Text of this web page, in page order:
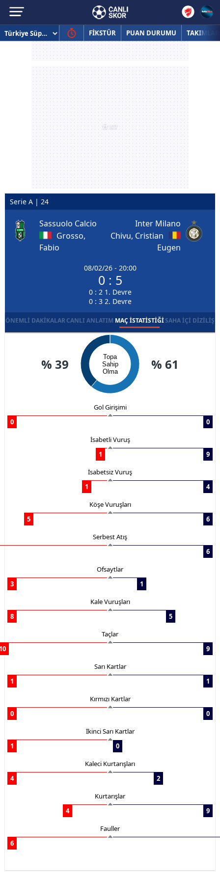
FİKSTÜR PUAN DURUMU TAKIMLAR
Serie A | 24
Sassuolo Calcio
Grosso,
Fabio
08/02/26 - 20:00
0 : 5
0 : 2 1. Devre
0 : 3 2. Devre
Inter Milano
Chivu, Cristian
Eugen
ÖNEMLI DAKIKALARCANLI ANLATIM MAÇ İSTATISTIĞISAHA İÇI DIZILIŞ
Topa
Sahip
Olma
% 39 % 61
Gol Girişimi
0
0
İsabetli Vuruş
1
9
İsabetsiz Vuruş
1
4
Köşe Vuruşları
5
6
Serbest Atış
6
Ofsaytlar
3
1
Kale Vuruşları
8
5
Taçlar
9
Sarı Kartlar
1
1
Kırmızı Kartlar
0
0
İkinci Sarı Kartlar
1
0
Kaleci Kurtarışları
4
2
Kurtarışlar
4
9
Fauller
6